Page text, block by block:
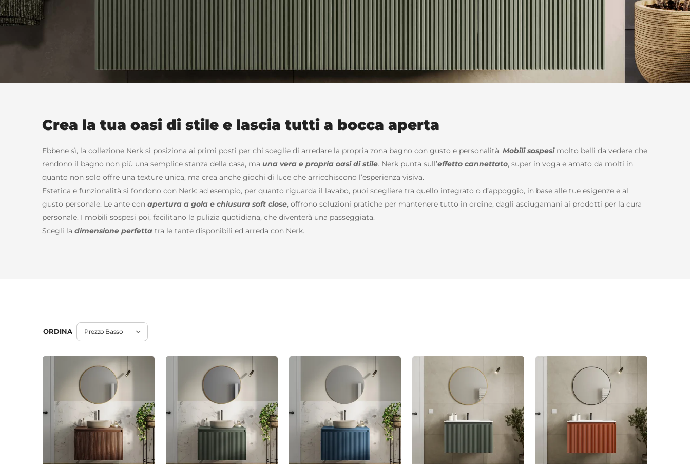
Crea la tua oasi di stile e lascia tutti a bocca aperta
Ebbene sì, la collezione Nerk si posiziona ai primi posti per chi sceglie di arredare la propria zona bagno con gusto e personalità. Mobili sospesi molto belli da vedere che
rendono il bagno non più una semplice stanza della casa, ma una vera e propria oasi di stile. Nerk punta sull’effetto cannettato, super in voga e amato da molti in
quanto non solo offre una texture unica, ma crea anche giochi di luce che arricchiscono l’esperienza visiva.
Estetica e funzionalità si fondono con Nerk: ad esempio, per quanto riguarda il lavabo, puoi scegliere tra quello integrato o d’appoggio, in base alle tue esigenze e al
gusto personale. Le ante con apertura a gola e chiusura soft close, offrono soluzioni pratiche per mantenere tutto in ordine, dagli asciugamani ai prodotti per la cura
personale. I mobili sospesi poi, facilitano la pulizia quotidiana, che diventerà una passeggiata.
Scegli la dimensione perfetta tra le tante disponibili ed arreda con Nerk.
ORDINA